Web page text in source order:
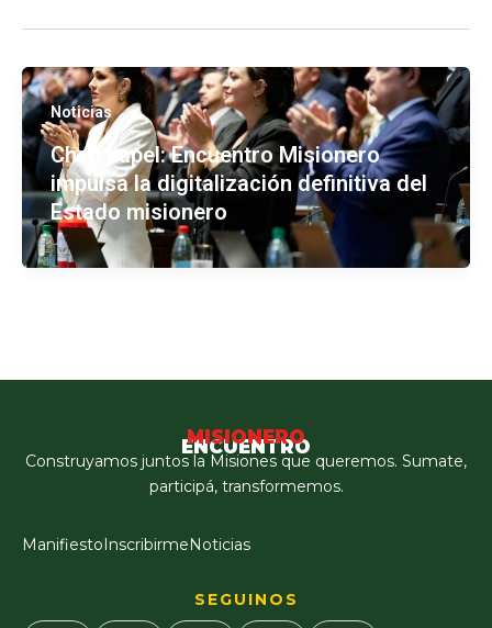
Noticias
Chau papel: Encuentro Misionero
impulsa la digitalización definitiva del
Estado misionero
ENCUENTRO
MISIONERO
Construyamos juntos la Misiones que queremos. Sumate,
participá, transformemos.
ManifiestoInscribirmeNoticias
SEGUINOS